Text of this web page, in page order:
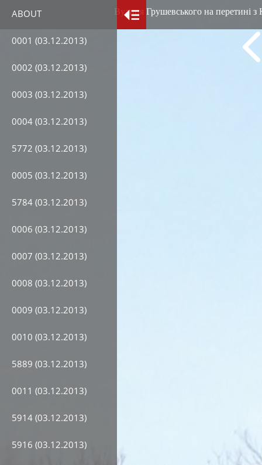
ABOUT
0001 (03.12.2013)
0002 (03.12.2013)
0003 (03.12.2013)
0004 (03.12.2013)
5772 (03.12.2013)
0005 (03.12.2013)
5784 (03.12.2013)
0006 (03.12.2013)
0007 (03.12.2013)
0008 (03.12.2013)
0009 (03.12.2013)
0010 (03.12.2013)
5889 (03.12.2013)
0011 (03.12.2013)
5914 (03.12.2013)
5916 (03.12.2013)
Вулиця Грушевського на перетині